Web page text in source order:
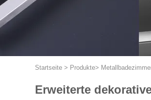
Startseite > Produkte>
Erweiterte